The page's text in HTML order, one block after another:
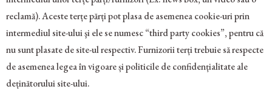
reclamă). Aceste terțe părți pot plasa de asemenea cookie-uri prin
intermediul site-ului şi ele se numesc “third party cookies”, pentru că
nu sunt plasate de site-ul respectiv. Furnizorii terți trebuie să respecte
de asemenea legea în vigoare și politicile de confidențialitate ale
deținătorului site-ului.